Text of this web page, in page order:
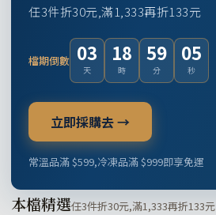
任3件折30元,滿1,333再折133元
檔期倒數 03
天
18
時
59
分
04
秒
立即採購去 →
常溫品滿 $599,冷凍品滿 $999即享免運
本檔精選任3件折30元,滿1,333再折133元